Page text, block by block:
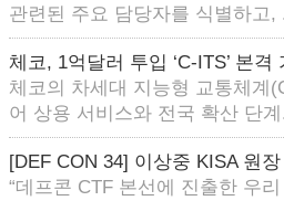
관련된 주요 담당자를 식별하고,
체코, 1억달러 투입 ‘C-ITS’ 본격
체코의 차세대 지능형 교통체계
어 상용 서비스와 전국 확산 단
[DEF CON 34] 이상중 KISA 원장
“데프콘 CTF 본선에 진출한 우